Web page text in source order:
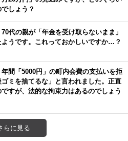
しょう？
70代の親が「年金を受け取らないまま」
ようです。これっておかしいですか…？
年間「5000円」の町内会費の支払いを拒
ミを捨てるな」と言われました。正直
すが、法的な拘束力はあるのでしょう
らに見る